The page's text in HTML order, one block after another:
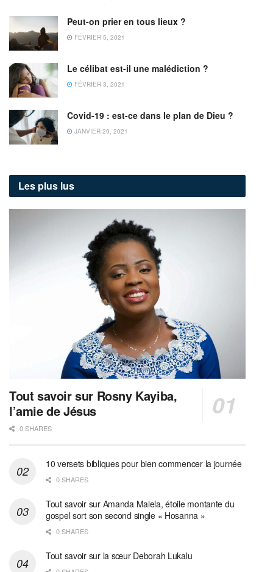
Peut-on prier en tous lieux ?
FÉVRIER 5, 2021
Le célibat est-il une malédiction ?
FÉVRIER 3, 2021
Covid-19 : est-ce dans le plan de Dieu ?
JANVIER 29, 2021
Les plus lus
Tout savoir sur Rosny Kayiba,
l’amie de Jésus
0 SHARES
10 versets bibliques pour bien commencer la journée
0 SHARES
Tout savoir sur Amanda Malela, étoile montante du
gospel sort son second single « Hosanna »
0 SHARES
Tout savoir sur la sœur Deborah Lukalu